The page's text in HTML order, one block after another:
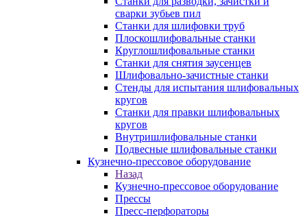
сварки зубьев пил
Станки для шлифовки труб
Плоскошлифовальные станки
Круглошлифовальные станки
Станки для снятия заусенцев
Шлифовально-зачистные станки
Стенды для испытания шлифовальных
кругов
Станки для правки шлифовальных
кругов
Внутришлифовальные станки
Подвесные шлифовальные станки
Кузнечно-прессовое оборудование
Назад
Кузнечно-прессовое оборудование
Прессы
Пресс-перфораторы